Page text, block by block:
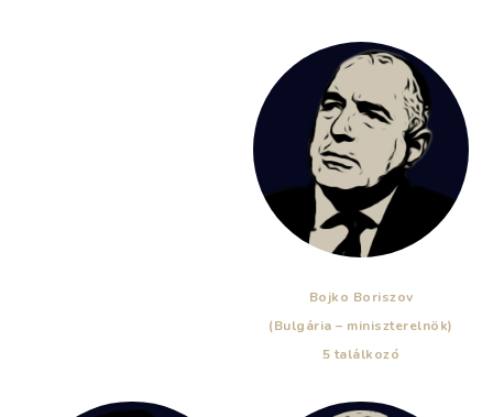
Bojko Boriszov
(Bulgária – miniszterelnök)
5 találkozó